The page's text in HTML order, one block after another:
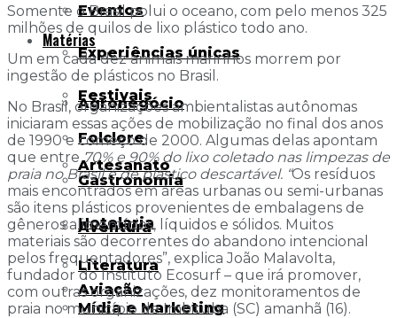
Eventos
Experiências únicas
Festivais
Folclore
Gastronomia
Hotelaria
Literatura
Mídia e Marketing
Matérias
Agronegócio
Artesanato
Aventura
Aviação
Somente o Brasil polui o oceano, com pelo menos 325
milhões de quilos de lixo plástico todo ano.
Um em cada dez animais marinhos morrem por
ingestão de plásticos no Brasil.
No Brasil, organizações ambientalistas autônomas
iniciaram essas ações de mobilização no final dos anos
de 1990 e começo de 2000. Algumas delas apontam
que entre70% e 90% do lixo coletado nas limpezas de
praia no Brasil é de plástico descartável. “Os resíduos
mais encontrados em áreas urbanas ou semi-urbanas
são itens plásticos provenientes de embalagens de
gêneros alimentícios, líquidos e sólidos. Muitos
materiais são decorrentes do abandono intencional
pelos frequentadores”, explica João Malavolta,
fundador do Instituto Ecosurf – que irá promover,
com outras organizações, dez monitoramentos de
praia no município de Imbituba (SC) amanhã (16).